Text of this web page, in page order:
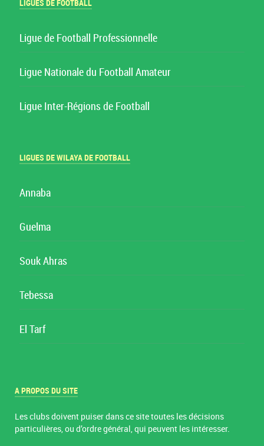
LIGUES DE FOOTBALL
Ligue de Football Professionnelle
Ligue Nationale du Football Amateur
Ligue Inter-Régions de Football
LIGUES DE WILAYA DE FOOTBALL
Annaba
Guelma
Souk Ahras
Tebessa
El Tarf
A PROPOS DU SITE
Les clubs doivent puiser dans ce site toutes les décisions
particulières, ou d’ordre général, qui peuvent les intéresser.